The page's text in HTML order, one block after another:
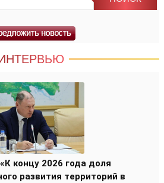
концу 2026 года доля
развития территорий в